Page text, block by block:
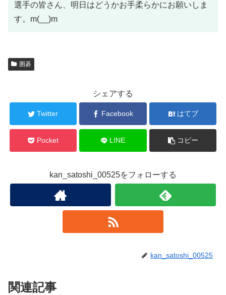
選手の皆さん、明日はどうかお手柔らかにお願いしま
す。m(__)m
囲碁
シェアする
Twitter Facebook はてブ
Pocket LINE コピー
kan_satoshi_00525をフォローする
kan_satoshi_00525
関連記事